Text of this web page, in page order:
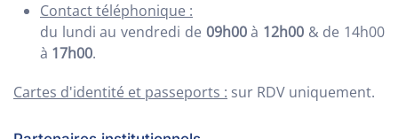
Contact téléphonique :
du lundi au vendredi de 09h00à 12h00& de 14h00
à 17h00.
Cartes d'identité et passeports : sur RDV uniquement.